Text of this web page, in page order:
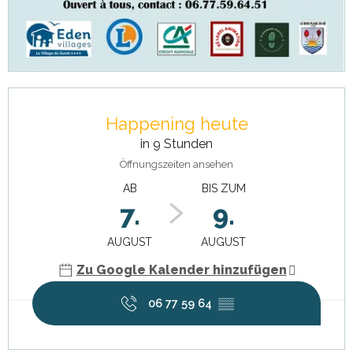
Happening heute
in 9 Stunden
Öffnungszeiten ansehen
AB
7.
AUGUST
BIS ZUM
9.
AUGUST
Zu Google Kalender hinzufügen
06 77 59 64 ▒▒